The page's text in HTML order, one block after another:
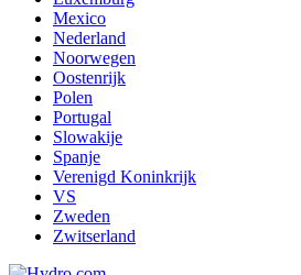
Mexico
Nederland
Noorwegen
Oostenrijk
Polen
Portugal
Slowakije
Spanje
Verenigd Koninkrijk
VS
Zweden
Zwitserland